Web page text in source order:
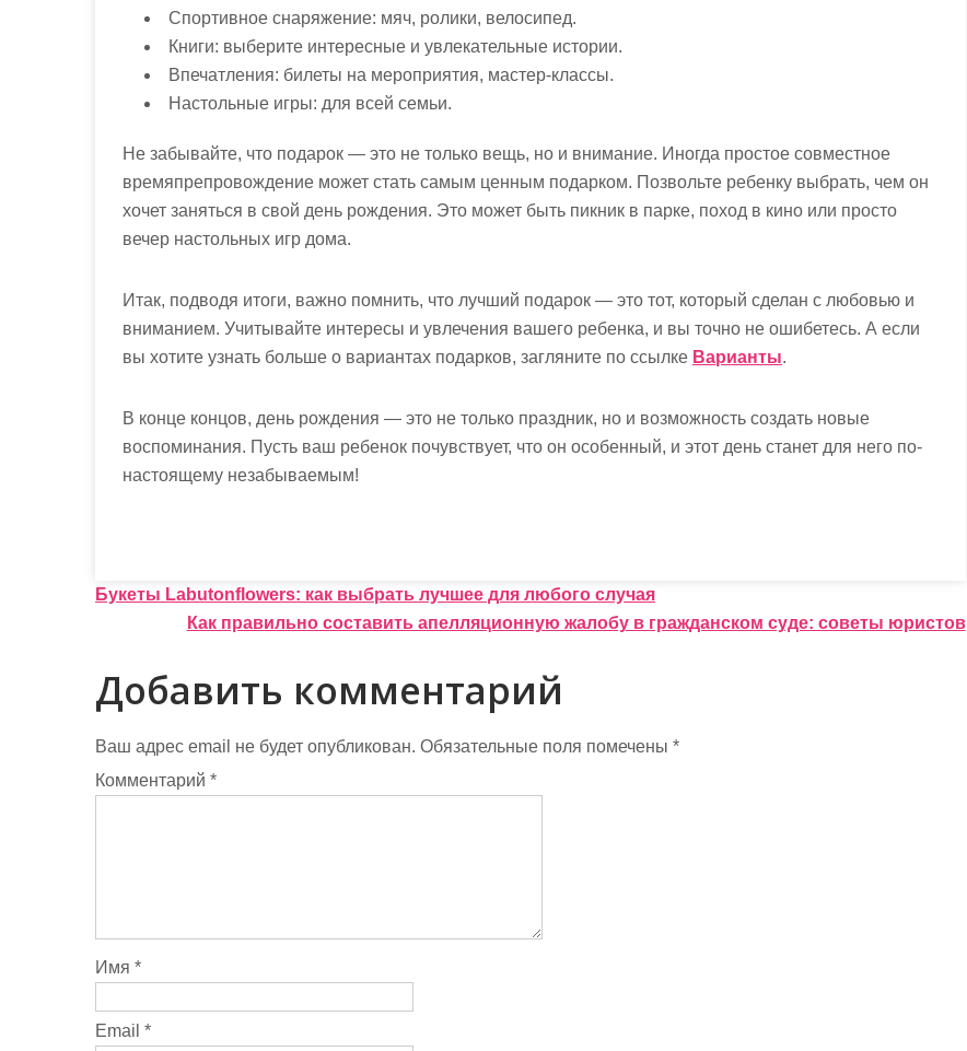
Спортивное снаряжение: мяч, ролики, велосипед.
Книги: выберите интересные и увлекательные истории.
Впечатления: билеты на мероприятия, мастер-классы.
Настольные игры: для всей семьи.
Не забывайте, что подарок — это не только вещь, но и внимание. Иногда простое совместное
времяпрепровождение может стать самым ценным подарком. Позвольте ребенку выбрать, чем он
хочет заняться в свой день рождения. Это может быть пикник в парке, поход в кино или просто
вечер настольных игр дома.
Итак, подводя итоги, важно помнить, что лучший подарок — это тот, который сделан с любовью и
вниманием. Учитывайте интересы и увлечения вашего ребенка, и вы точно не ошибетесь. А если
вы хотите узнать больше о вариантах подарков, загляните по ссылке Варианты.
В конце концов, день рождения — это не только праздник, но и возможность создать новые
воспоминания. Пусть ваш ребенок почувствует, что он особенный, и этот день станет для него по-
настоящему незабываемым!
Н
в
и
г
а
п
о
Букеты Labutonflowers: как выбрать лучшее для любого случая
Как правильно составить апелляционную жалобу в гражданском суде: советы юристов
Добавить комментарий
Ваш адрес email не будет опубликован. Обязательные поля помечены *
Комментарий *
Имя *
Email *